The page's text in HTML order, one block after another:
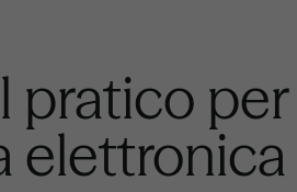
pratico
elettronica